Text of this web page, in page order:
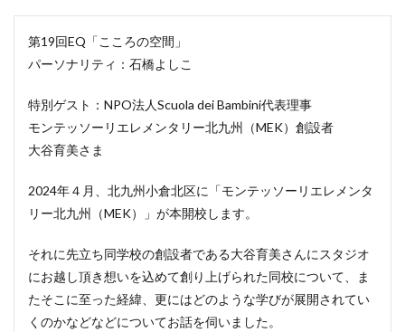
第19回EQ「こころの空間」
パーソナリティ：石橋よしこ
特別ゲスト：NPO法人Scuola dei Bambini代表理事
モンテッソーリエレメンタリー北九州（MEK）創設者
大谷育美さま
2024年４月、北九州小倉北区に「モンテッソーリエレメンタ
リー北九州（MEK）」が本開校します。
それに先立ち同学校の創設者である大谷育美さんにスタジオ
にお越し頂き想いを込めて創り上げられた同校について、ま
たそこに至った経緯、更にはどのような学びが展開されてい
くのかなどなどについてお話を伺いました。